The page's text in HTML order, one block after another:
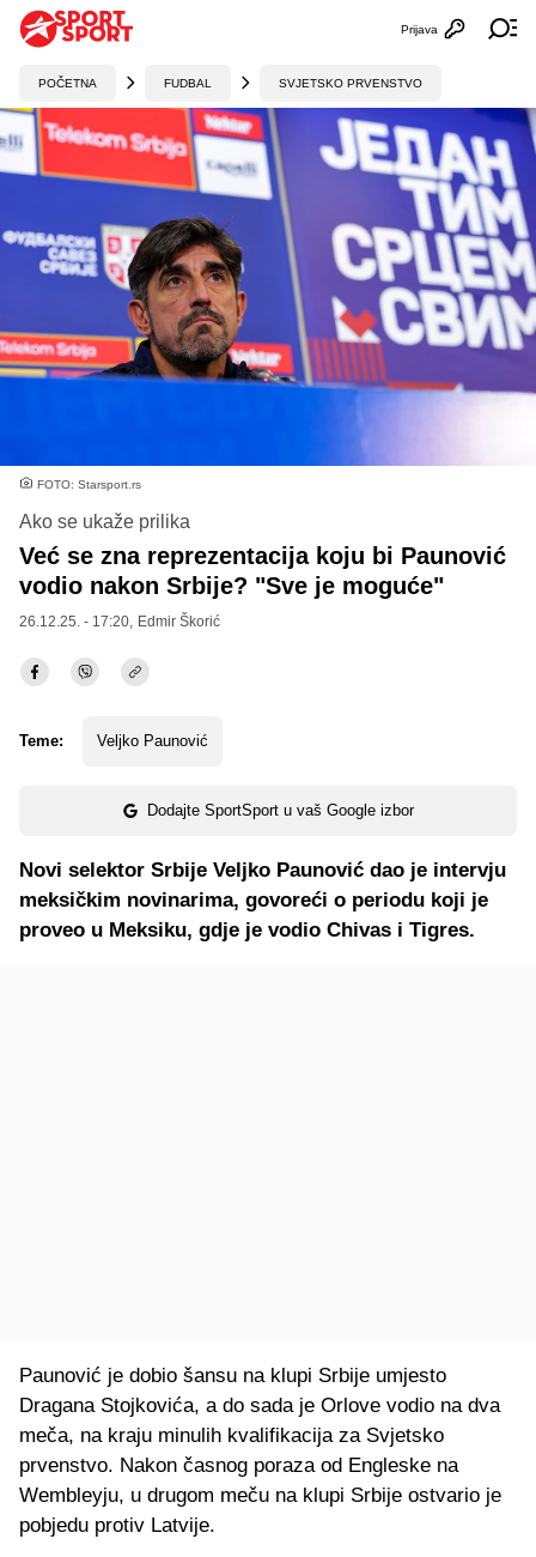
Otvori
Prijava
POČETNA FUDBAL SVJETSKO PRVENSTVO
FOTO: Starsport.rs
Ako se ukaže prilika
Već se zna reprezentacija koju bi Paunović
vodio nakon Srbije? "Sve je moguće"
26.12.25. - 17:20, Edmir Škorić
Teme: Veljko Paunović
Dodajte SportSport u vaš Google izbor
Novi selektor Srbije Veljko Paunović dao je intervju
meksičkim novinarima, govoreći o periodu koji je
proveo u Meksiku, gdje je vodio Chivas i Tigres.
Paunović je dobio šansu na klupi Srbije umjesto
Dragana Stojkovića, a do sada je Orlove vodio na dva
meča, na kraju minulih kvalifikacija za Svjetsko
prvenstvo. Nakon časnog poraza od Engleske na
Wembleyju, u drugom meču na klupi Srbije ostvario je
pobjedu protiv Latvije.